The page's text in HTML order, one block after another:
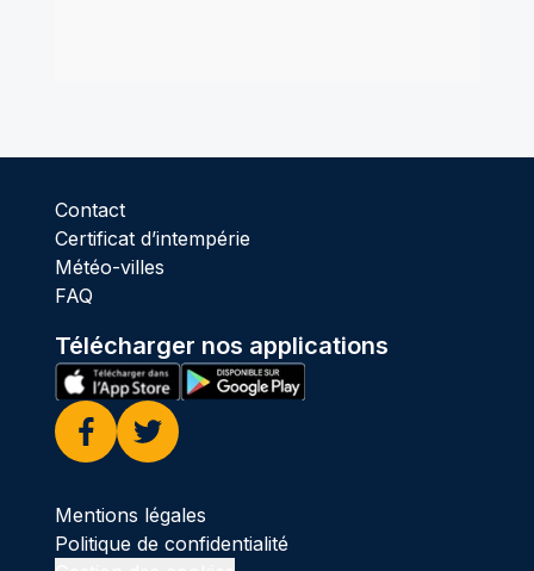
Contact
Certificat d’intempérie
Météo-villes
FAQ
Télécharger nos applications
Facebook
Twitter
Mentions légales
Politique de confidentialité